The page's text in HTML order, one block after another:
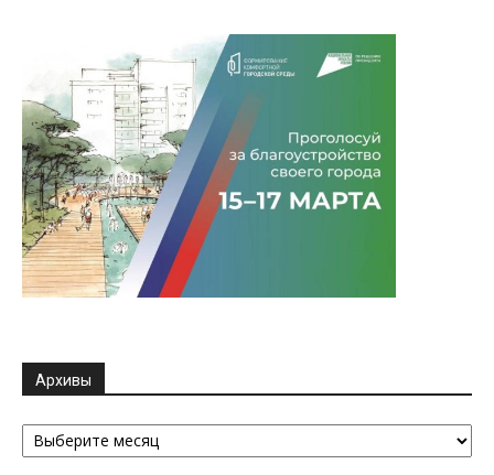
Архивы
Архивы